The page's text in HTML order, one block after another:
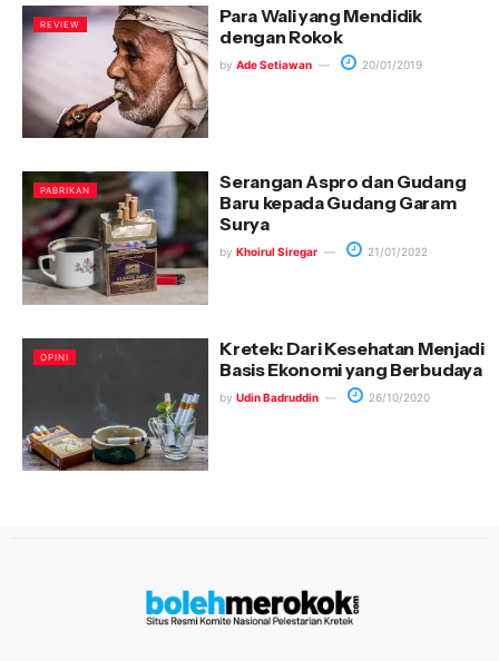
REVIEW
Para Wali yang Mendidik
dengan Rokok
by Ade Setiawan 20/01/2019
PABRIKAN
Serangan Aspro dan Gudang
Baru kepada Gudang Garam
Surya
by Khoirul Siregar 21/01/2022
OPINI
Kretek: Dari Kesehatan Menjadi
Basis Ekonomi yang Berbudaya
by Udin Badruddin 26/10/2020